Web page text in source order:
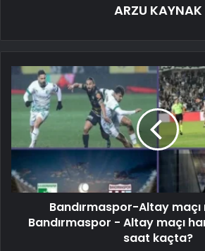
ARZU KAYNAK
Bandırmaspor-Altay maçı
Bandırmaspor - Altay maçı
saat kaçta?